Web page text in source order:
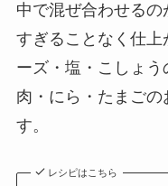
中で混ぜ合わせるの
すぎることなく仕
ーズ・塩・こしょ
肉・にら・たまごの
す。
レシピはこちら